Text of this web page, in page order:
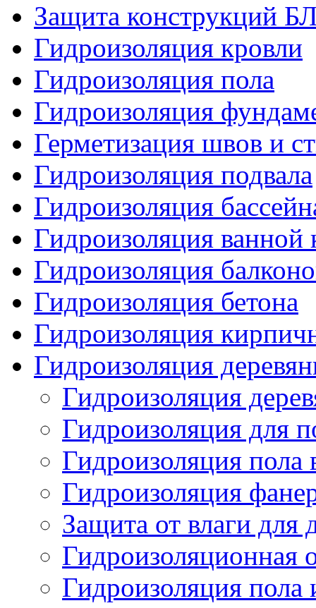
Защита конструкций
Гидроизоляция кровли
Гидроизоляция пола
Гидроизоляция
Герметизация швов и
Гидроизоляция подвала
Гидроизоляция
Гидроизоляция ванной
Гидроизоляция
Гидроизоляция бетона
Гидроизоляция
Гидроизоляция
Гидроизоляция
Гидроизоляция для
Гидроизоляция
Гидроизоляция
Защита от влаги для
Гидроизоляционная
Гидроизоляция пола